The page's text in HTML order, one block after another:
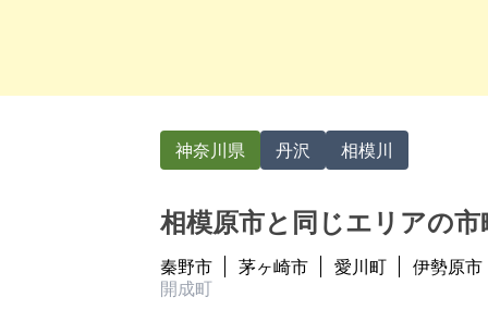
神奈川県 丹沢 相模川
相模原市と同じエリアの市
秦野市 茅ヶ崎市 愛川町
伊勢原市
開成町